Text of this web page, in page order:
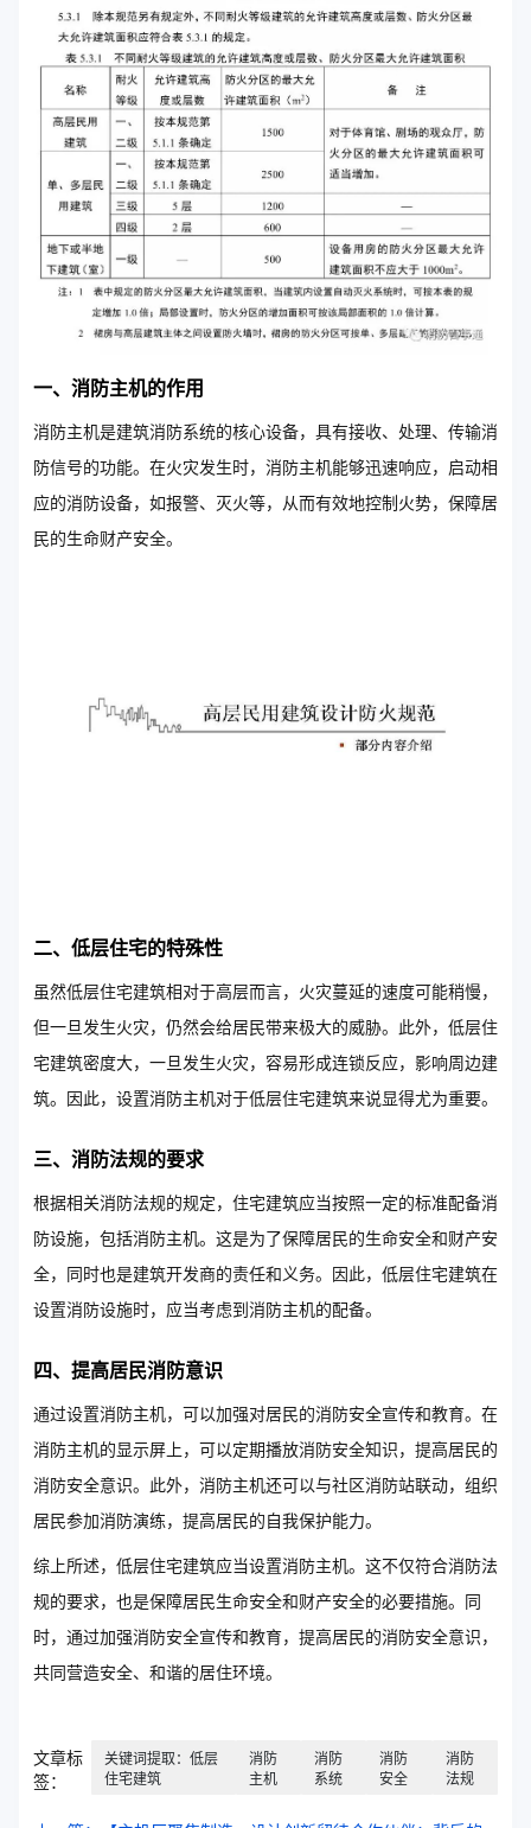
一、消防主机的作用
消防主机是建筑消防系统的核心设备，具有接收、处理、传输消
防信号的功能。在火灾发生时，消防主机能够迅速响应，启动相
应的消防设备，如报警、灭火等，从而有效地控制火势，保障居
民的生命财产安全。
二、低层住宅的特殊性
虽然低层住宅建筑相对于高层而言，火灾蔓延的速度可能稍慢，
但一旦发生火灾，仍然会给居民带来极大的威胁。此外，低层住
宅建筑密度大，一旦发生火灾，容易形成连锁反应，影响周边建
筑。因此，设置消防主机对于低层住宅建筑来说显得尤为重要。
三、消防法规的要求
根据相关消防法规的规定，住宅建筑应当按照一定的标准配备消
防设施，包括消防主机。这是为了保障居民的生命安全和财产安
全，同时也是建筑开发商的责任和义务。因此，低层住宅建筑在
设置消防设施时，应当考虑到消防主机的配备。
四、提高居民消防意识
通过设置消防主机，可以加强对居民的消防安全宣传和教育。在
消防主机的显示屏上，可以定期播放消防安全知识，提高居民的
消防安全意识。此外，消防主机还可以与社区消防站联动，组织
居民参加消防演练，提高居民的自我保护能力。
综上所述，低层住宅建筑应当设置消防主机。这不仅符合消防法
规的要求，也是保障居民生命安全和财产安全的必要措施。同
时，通过加强消防安全宣传和教育，提高居民的消防安全意识，
共同营造安全、和谐的居住环境。
文章标
签：
关键词提取：低层
住宅建筑
消防
主机
消防
系统
消防
安全
消防
法规